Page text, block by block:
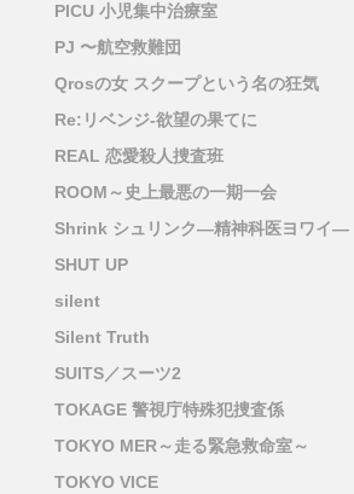
PICU 小児集中治療室
PJ 〜航空救難団
Qrosの女 スクープという名の狂気
Re:リベンジ-欲望の果てに
REAL 恋愛殺人捜査班
ROOM～史上最悪の一期一会
Shrink シュリンク―精神科医ヨワイ―
SHUT UP
silent
Silent Truth
SUITS／スーツ2
TOKAGE 警視庁特殊犯捜査係
TOKYO MER～走る緊急救命室～
TOKYO VICE